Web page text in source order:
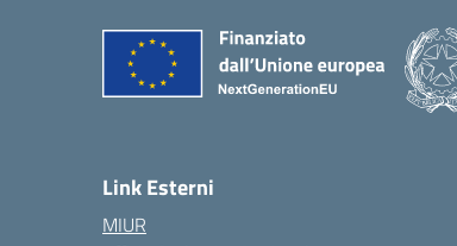
Link Esterni
MIUR